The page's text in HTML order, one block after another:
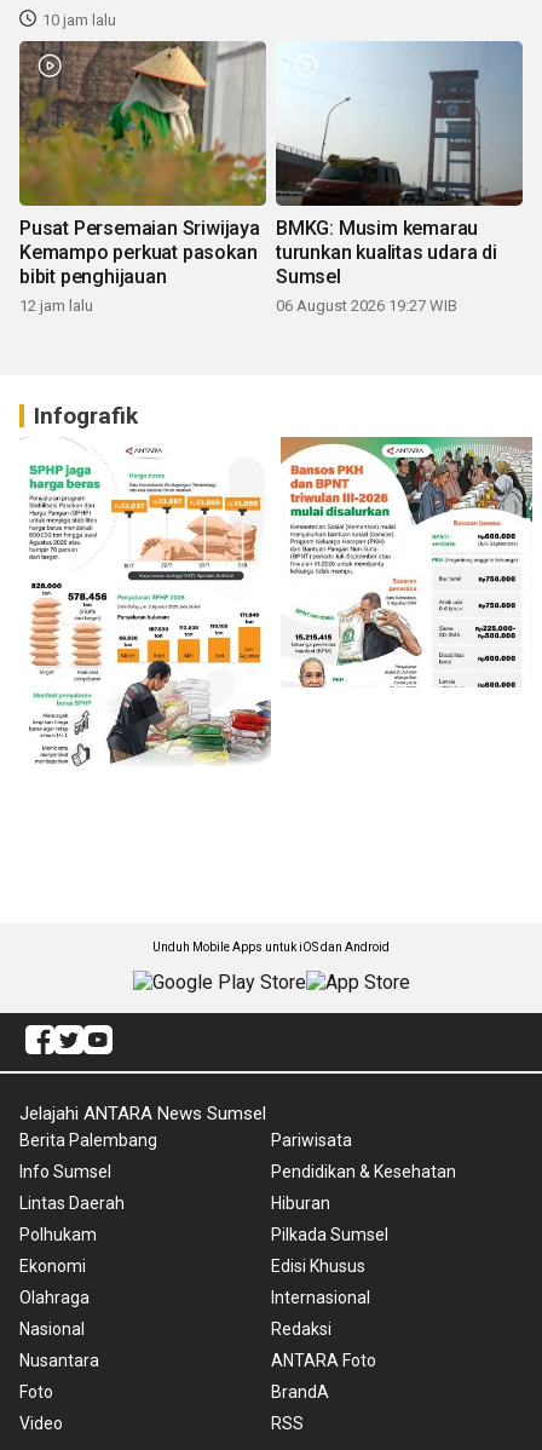
10 jam lalu
Pusat Persemaian Sriwijaya
Kemampo perkuat pasokan
bibit penghijauan
12 jam lalu
BMKG: Musim kemarau
turunkan kualitas udara di
Sumsel
06 August 2026 19:27 WIB
Infografik
Unduh Mobile Apps untuk iOS dan Android
Jelajahi ANTARA News Sumsel
Berita Palembang
Info Sumsel
Lintas Daerah
Polhukam
Ekonomi
Olahraga
Nasional
Nusantara
Foto
Video
Pariwisata
Pendidikan & Kesehatan
Hiburan
Pilkada Sumsel
Edisi Khusus
Internasional
Redaksi
ANTARA Foto
BrandA
RSS